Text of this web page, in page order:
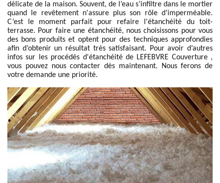
délicate de la maison. Souvent, de l’eau s’infiltre dans le mortier
quand le revêtement n'assure plus son rôle d’imperméable.
C’est le moment parfait pour refaire l'étanchéité du toit-
terrasse. Pour faire une étanchéité, nous choisissons pour vous
des bons produits et optent pour des techniques approfondies
afin d’obtenir un résultat très satisfaisant. Pour avoir d’autres
infos sur les procédés d'étanchéité de LEFEBVRE Couverture ,
vous pouvez nous contacter dès maintenant. Nous ferons de
votre demande une priorité.